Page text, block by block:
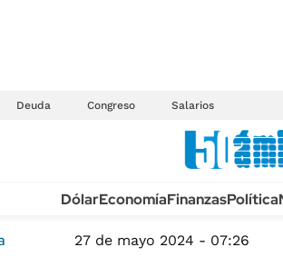
Deuda Congreso Salarios
TECNOLOGÍA
MÉXICO
DólarEconomíaFinanzasPolítica
27 de mayo 2024 - 07:26